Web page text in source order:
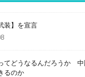
装】を宣言
てどうなるんだろうか
るのか